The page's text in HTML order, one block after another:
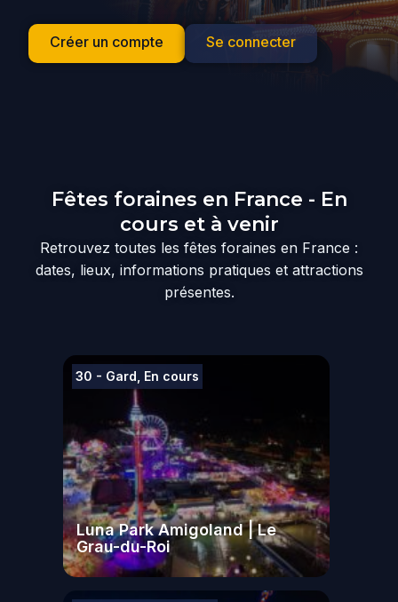
Créer un compte Se connecter
Fêtes foraines en France - En
cours et à venir
Retrouvez toutes les fêtes foraines en France :
dates, lieux, informations pratiques et attractions
présentes.
30 - Gard En cours
Luna Park Amigoland | Le
Grau-du-Roi